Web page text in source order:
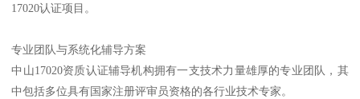
17020认证项目。
专业团队与系统化辅导方案
中山17020资质认证辅导机构拥有一支技术力量雄厚的专业团队，其
中包括多位具有国家注册评审员资格的各行业技术专家。